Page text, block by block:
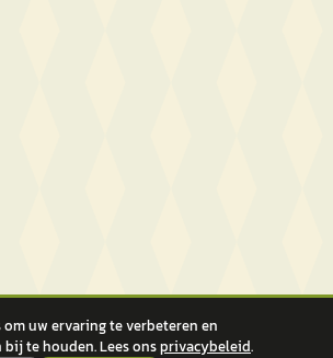
uw ervaring te verbeteren en
te houden. Lees onsprivacybeleid.